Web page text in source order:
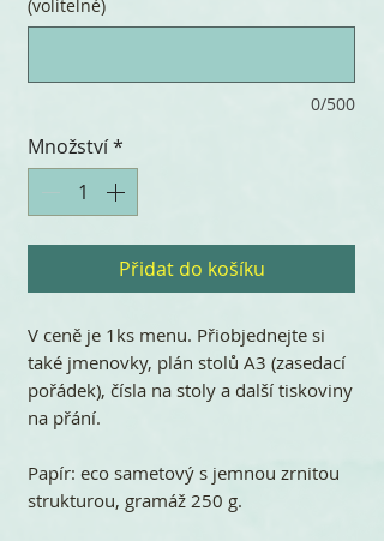
(volitelné)
0/500
Množství*
Přidat do košíku
V ceně je 1ks menu. Přiobjednejte si
také jmenovky, plán stolů A3 (zasedací
pořádek), čísla na stoly a další tiskoviny
na přání.
Papír: eco sametový s jemnou zrnitou
strukturou, gramáž 250 g.